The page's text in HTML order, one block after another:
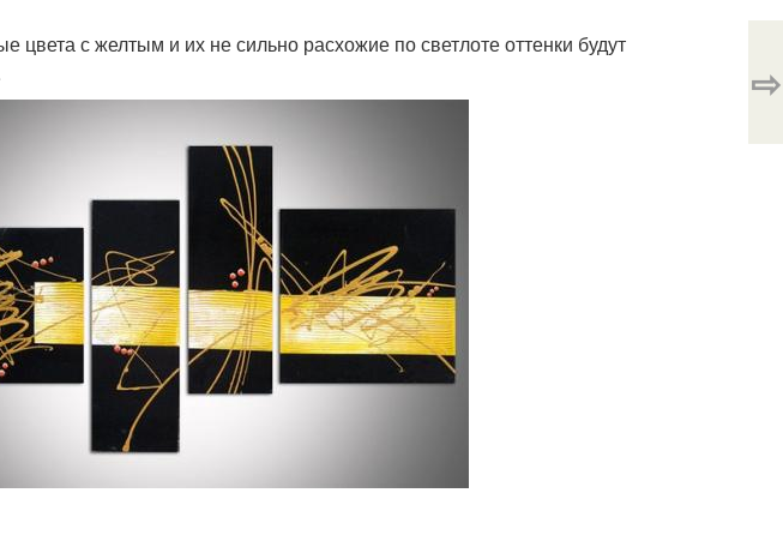
цвета с желтым и их не сильно расхожие по светлоте оттенки будут
⇨